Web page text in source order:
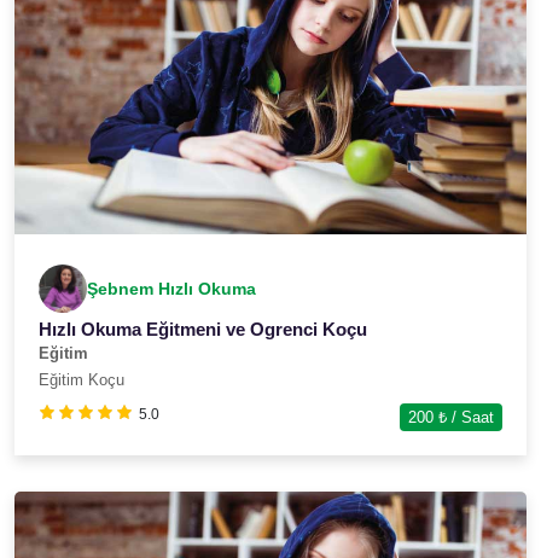
Şebnem Hızlı Okuma
Hızlı Okuma Eğitmeni ve Ogrenci Koçu
Eğitim
Eğitim Koçu
5.0 200 ₺ / Saat